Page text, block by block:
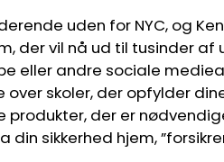
uden for NYC, og
der vil nå ud til tusinder af
eller andre sociale
skoler, der opfylder
der er
sikkerhed hjem,